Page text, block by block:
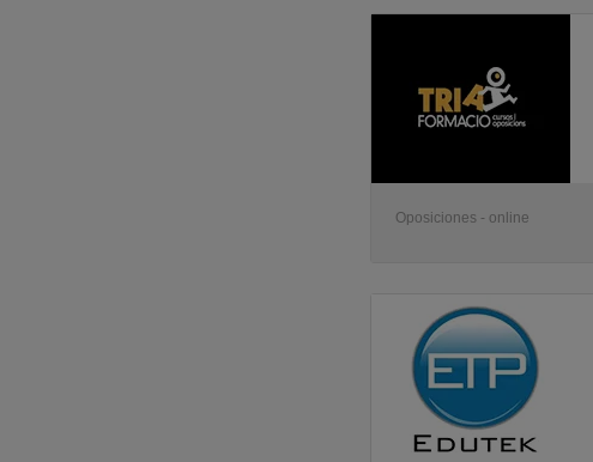
Oposiciones - online